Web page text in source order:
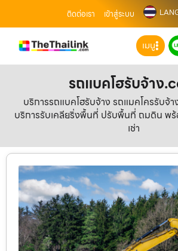
ติดต่อเรา เข้าสู่ระบบ
เมนู
รถแบคโฮรับจ้าง
บริการรถแบคโฮรับจ้าง รถแมคโครรับจ้า
บริการรับเคลียริ่งพื้นที่ ปรับพื้นที่ ถมดิน พร้
เช่า